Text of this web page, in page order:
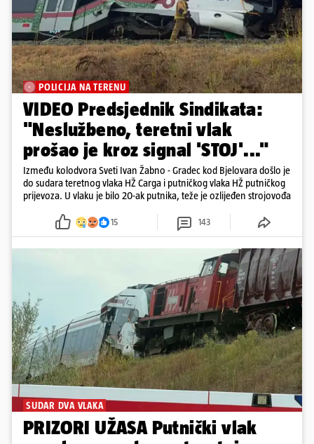
POLICIJA NA TERENU
VIDEO Predsjednik Sindikata:
"Neslužbeno, teretni vlak
prošao je kroz signal 'STOJ'..."
Između kolodvora Sveti Ivan Žabno - Gradec kod Bjelovara došlo je
do sudara teretnog vlaka HŽ Carga i putničkog vlaka HŽ putničkog
prijevoza. U vlaku je bilo 20-ak putnika, teže je ozlijeđen strojovođa
15 143
SUDAR DVA VLAKA
PRIZORI UŽASA Putnički vlak